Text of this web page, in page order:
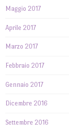
Maggio 2017
Aprile 2017
Marzo 2017
Febbraio 2017
Gennaio 2017
Dicembre 2016
Settembre 2016